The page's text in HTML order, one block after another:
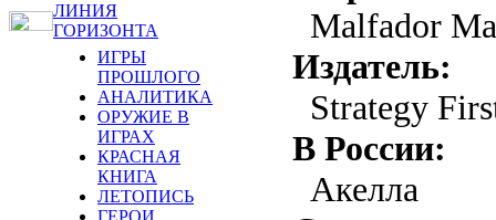
ЛИНИЯ
ГОРИЗОНТА
ИГРЫ
ПРОШЛОГО
АНАЛИТИКА
ОРУЖИЕ В
ИГРАХ
КРАСНАЯ
КНИГА
ЛЕТОПИСЬ
ГЕРОИ
Malfador
Издатель:
Strategy
В России:
Акелла